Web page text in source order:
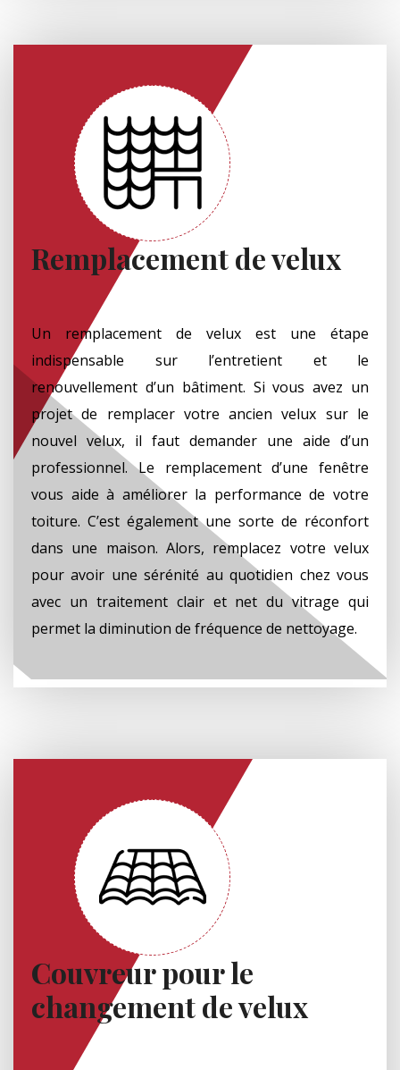
Remplacement de velux
Un remplacement de velux est une étape
indispensable sur l’entretient et le
renouvellement d’un bâtiment. Si vous avez un
projet de remplacer votre ancien velux sur le
nouvel velux, il faut demander une aide d’un
professionnel. Le remplacement d’une fenêtre
vous aide à améliorer la performance de votre
toiture. C’est également une sorte de réconfort
dans une maison. Alors, remplacez votre velux
pour avoir une sérénité au quotidien chez vous
avec un traitement clair et net du vitrage qui
permet la diminution de fréquence de nettoyage.
Couvreur pour le
changement de velux